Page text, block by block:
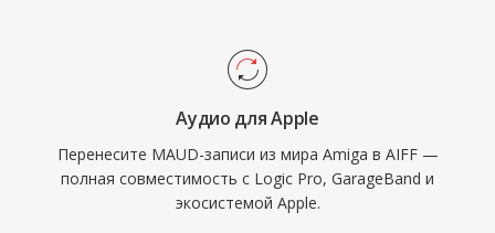
Контейнер поддерживает различные
частоты дискретизации и разрядность до 32
бит, обеспечивая высококачественные
рабочие процессы, превышающие
характеристики CD. Для тех, кто ставит
целостность звука выше экономии
Аудио для Apple
Перенесите MAUD-записи из мира Amiga в AIFF —
полная совместимость с Logic Pro, GarageBand и
экосистемой Apple.